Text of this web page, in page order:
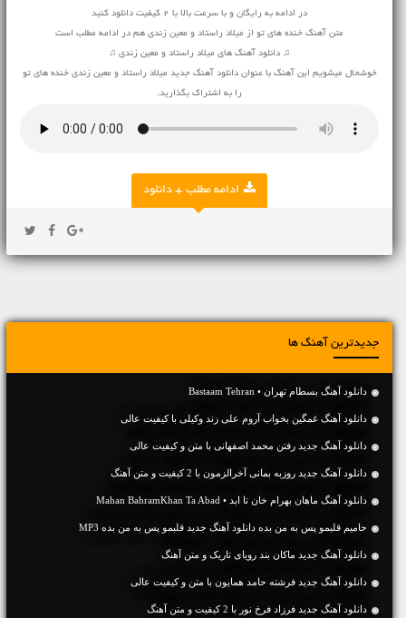
در ادامه به رایگان و با سرعت بالا با 2 کیفیت دانلود کنید
متن آهنگ خنده های تو از میلاد راستاد و معین زندی هم در ادامه مطلب است
♫ دانلود آهنگ های میلاد راستاد و معین زندی ♫
خوشحال میشویم این آهنگ با عنوان دانلود آهنگ جدید میلاد راستاد و معین زندی خنده های تو
را به اشتراک بگذارید.
ادامه مطلب + دانلود
جدیدترین آهنگ ها
دانلود آهنگ بسطام تهران • Bastaam Tehran
دانلود آهنگ غمگین بخواب آروم علی زند وکیلی با کیفیت عالی
دانلود آهنگ جديد رفتن محمد اصفهانی با متن و کیفیت عالی
دانلود آهنگ جديد روزبه بمانی آخرالزمون با 2 کیفیت و متن آهنگ
دانلود آهنگ ماهان بهرام خان تا ابد • Mahan BahramKhan Ta Abad
حامیم قلبمو پس به من بده دانلود آهنگ جدید قلبمو پس به من بده MP3
دانلود آهنگ جديد ماکان بند رویای تاریک و متن آهنگ
دانلود آهنگ جديد فرشته حامد همایون با متن و کیفیت عالی
دانلود آهنگ جديد فرزاد فرخ نور با 2 کیفیت و متن آهنگ